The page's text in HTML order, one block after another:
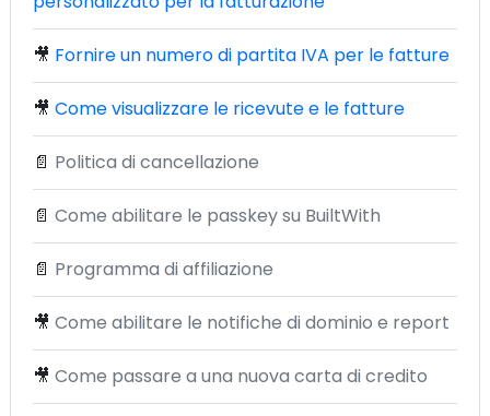
🎥 Fornire un numero di partita IVA per le fatture
🎥 Come visualizzare le ricevute e le fatture
📄 Politica di cancellazione
📄 Come abilitare le passkey su BuiltWith
📄 Programma di affiliazione
🎥 Come abilitare le notifiche di dominio e report
🎥 Come passare a una nuova carta di credito